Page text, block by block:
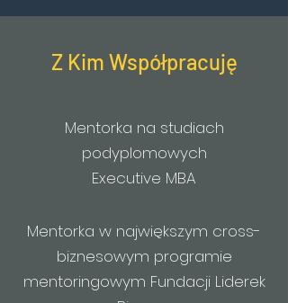
Z Kim Współpracuję
Mentorka na studiach
podyplomowych
Executive MBA
Mentorka w największym cross-
biznesowym programie
mentoringowym Fundacji Liderek